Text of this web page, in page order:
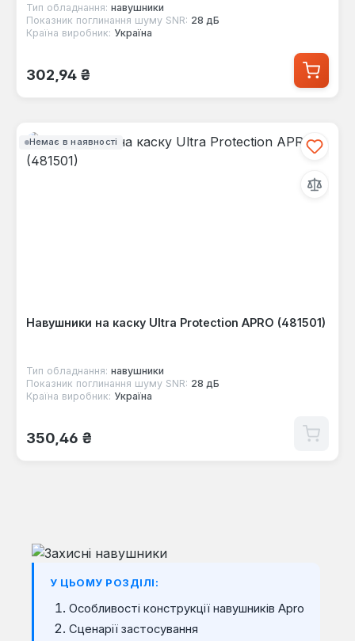
Тип обладнання: навушники
Показник поглинання шуму SNR: 28 дБ
Країна виробник: Україна
Звичайна ціна:
302,94 ₴
Немає в наявності
Навушники на каску Ultra Protection APRO (481501)
Тип обладнання: навушники
Показник поглинання шуму SNR: 28 дБ
Країна виробник: Україна
Звичайна ціна:
350,46 ₴
У ЦЬОМУ РОЗДІЛІ:
Особливості конструкції навушників Apro
Сценарії застосування